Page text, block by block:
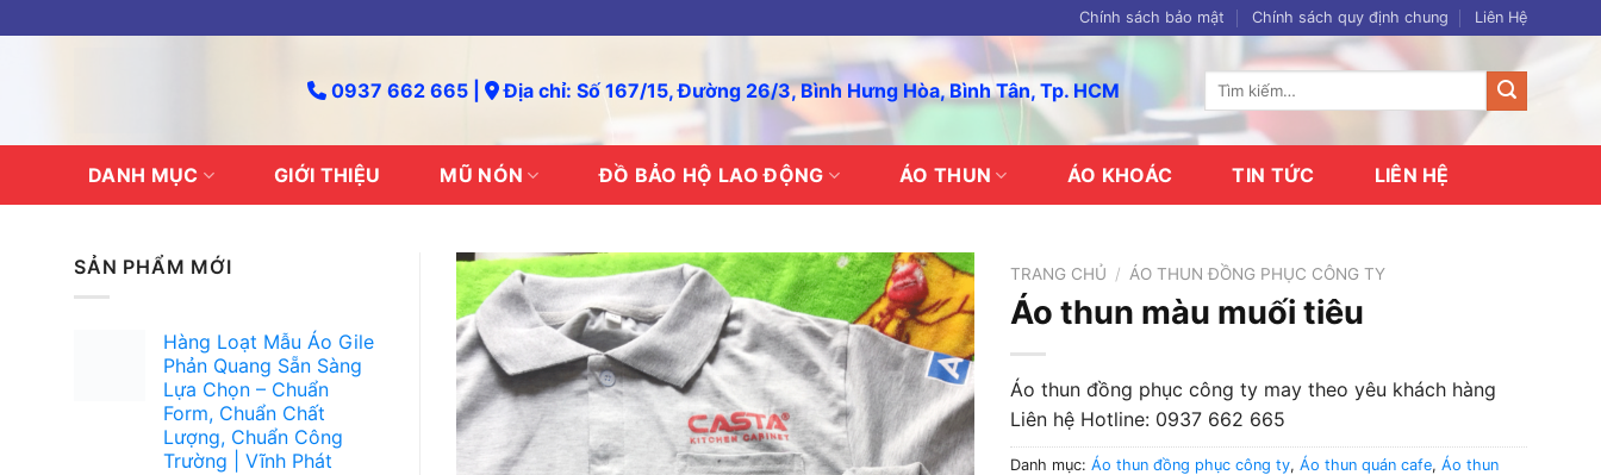
to
Chính sách bảo mật Chính sách quy định chung Liên Hệ
0937 662 665 | Địa chỉ: Số 167/15, Đường 26/3, Bình Hưng Hòa, Bình Tân, Tp. HCM
Tìm
DANH MỤC GIỚI THIỆU MŨ NÓN ĐỒ BẢO HỘ LAO ĐỘNG ÁO THUN ÁO KHOÁC TIN TỨC LIÊN HỆ
SẢN PHẨM MỚI
Hàng Loạt Mẫu Áo Gile
Phản Quang Sẵn Sàng
Lựa Chọn – Chuẩn
Form, Chuẩn Chất
Lượng, Chuẩn Công
Trường | Vĩnh Phát
TRANG CHỦ / ÁO THUN ĐỒNG PHỤC CÔNG TY
Áo thun màu muối tiêu
Áo thun đồng phục công ty may theo yêu khách hàng
Liên hệ Hotline: 0937 662 665
Danh mục: Áo thun đồng phục công ty, Áo thun quán cafe, Áo thun